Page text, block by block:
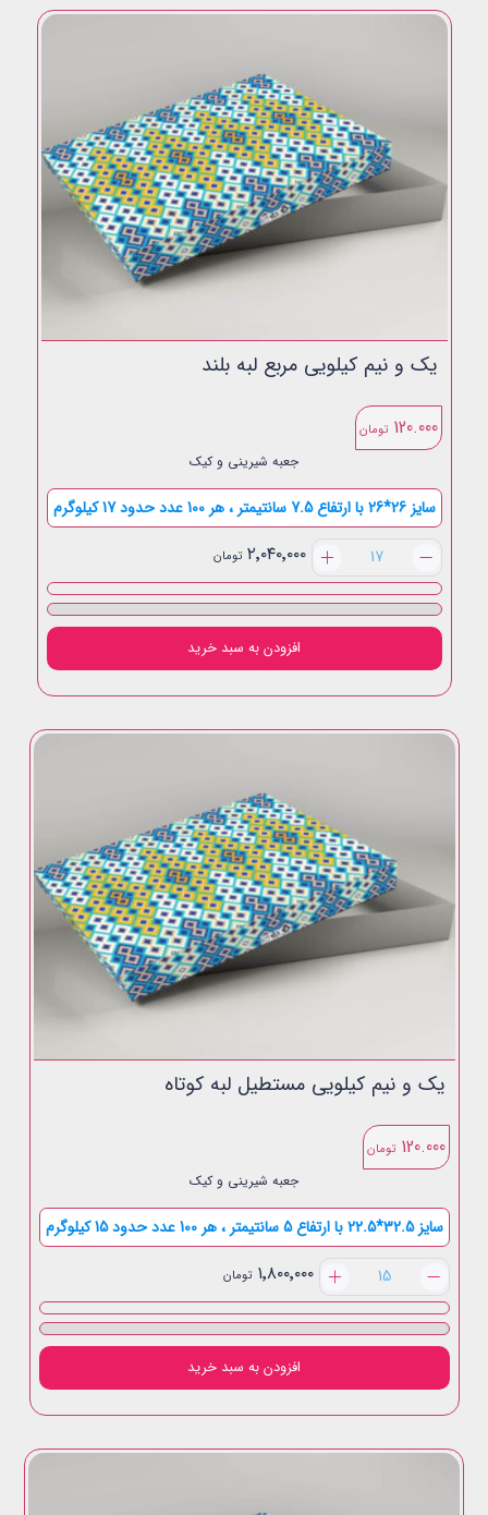
یک و نیم کیلویی مربع لبه بلند
120.000 تومان
جعبه شیرینی و کیک
سایز 26*26 با ارتفاع 7.5 سانتیمتر ، هر 100 عدد حدود 17 کیلوگرم
یک
و
نیم
کیلویی
مربع
بلند
عدد
۲٬۰۴۰٬۰۰۰ تومان
افزودن به سبد خرید
یک و نیم کیلویی مستطیل لبه کوتاه
120.000 تومان
جعبه شیرینی و کیک
سایز 32.5*22.5 با ارتفاع 5 سانتیمتر ، هر 100 عدد حدود 15 کیلوگرم
یک
و
نیم
کیلویی
مستطیل
کوتاه
عدد
۱٬۸۰۰٬۰۰۰ تومان
افزودن به سبد خرید